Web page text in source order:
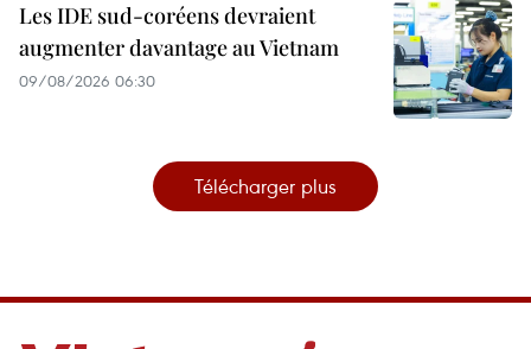
Les IDE sud-coréens devraient
augmenter davantage au Vietnam
09/08/2026 06:30
Télécharger plus